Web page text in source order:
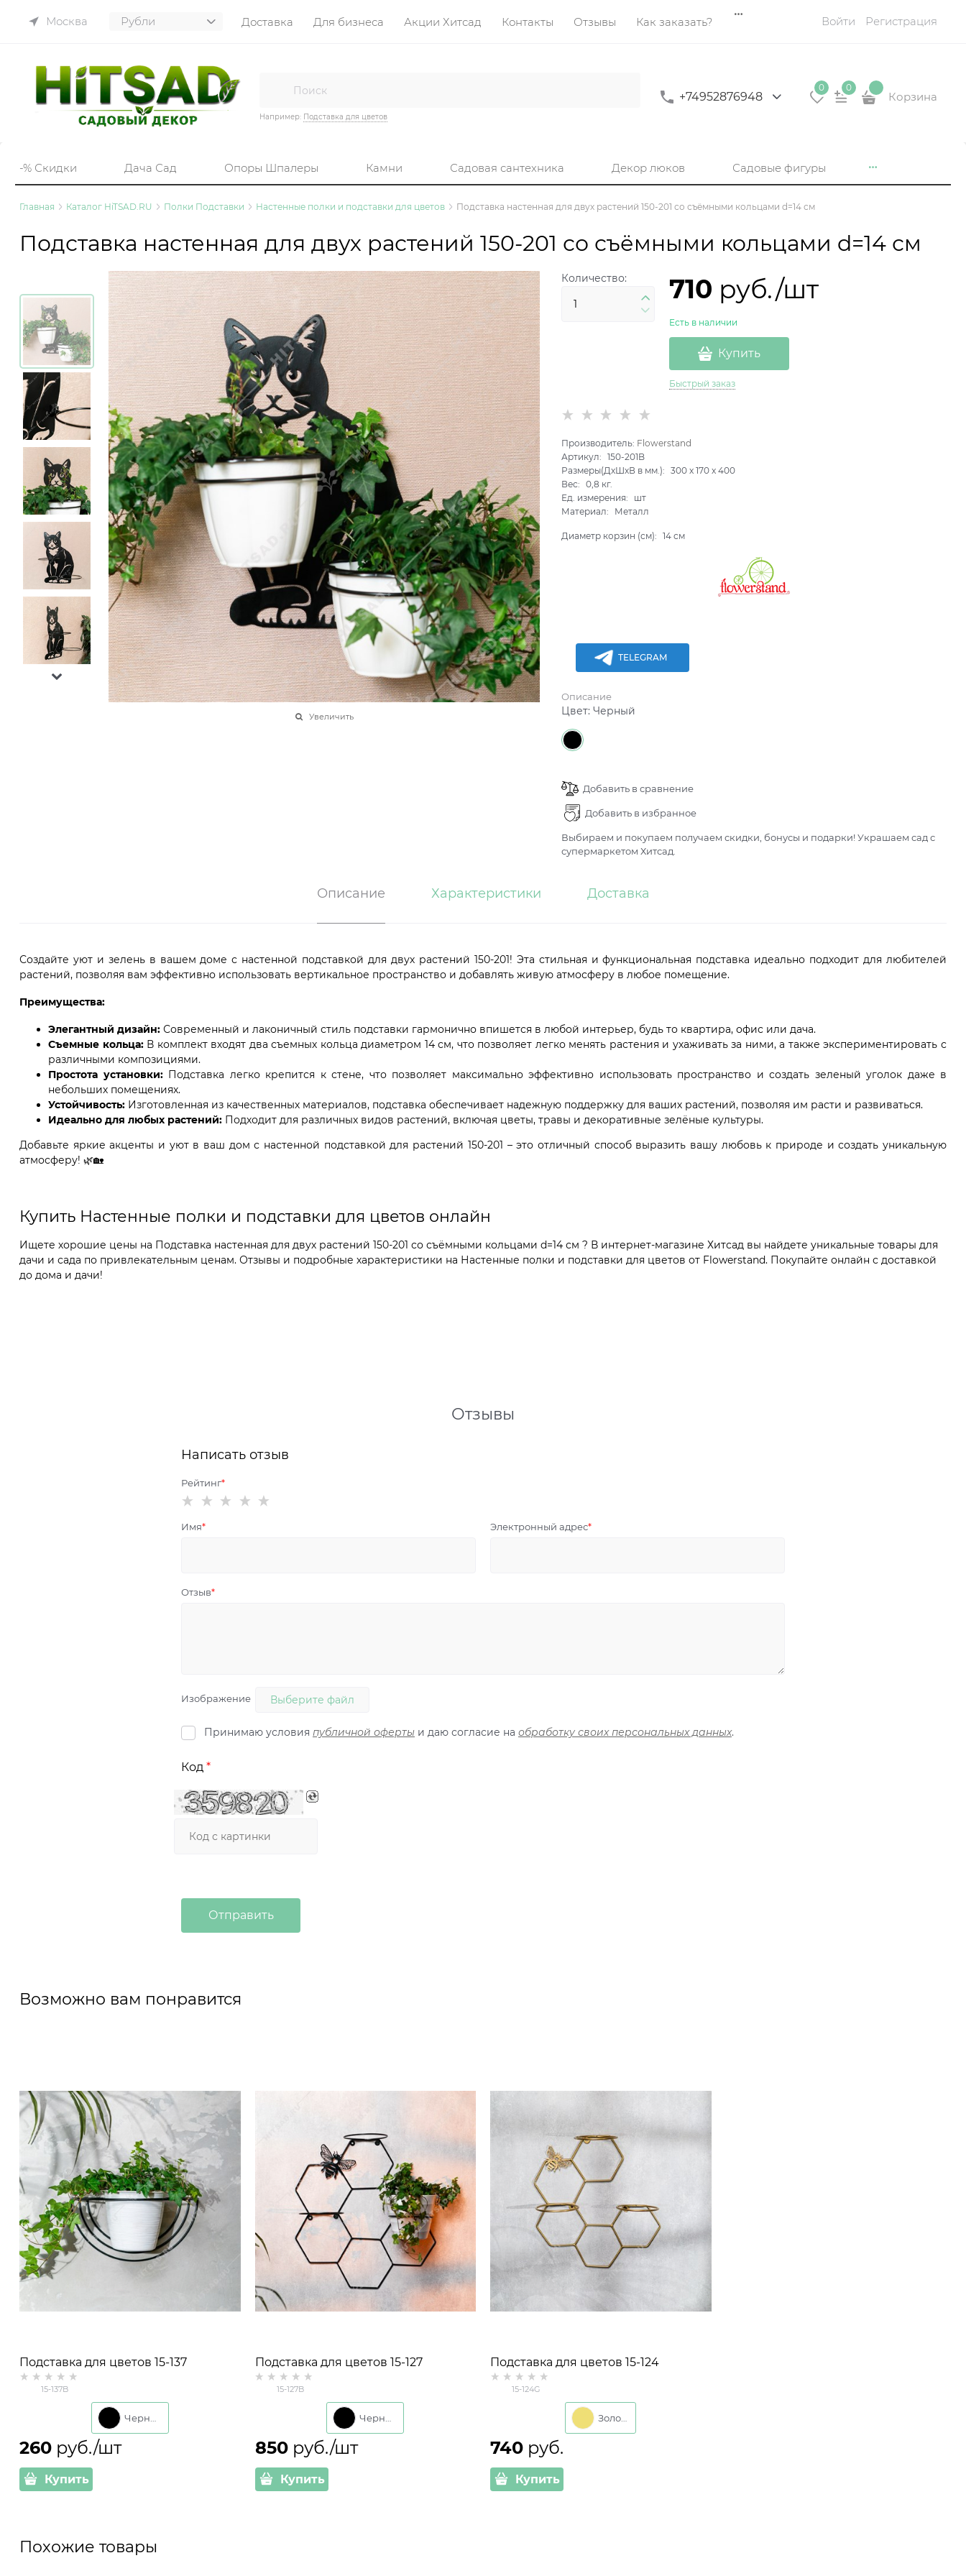
Москва Доставка Для бизнеса Акции Хитсад Контакты Отзывы Как заказать? Войти Регистрация
Например: Подставка для цветов
+74952876948
0 0
Корзина
-% Скидки Дача Сад Опоры Шпалеры Камни Садовая сантехника Декор люков Садовые фигуры
Главная Каталог HiTSAD.RU Полки Подставки Настенные полки и подставки для цветов Подставка настенная для двух растений 150-201 со съёмными кольцами d=14 см
Подставка настенная для двух растений 150-201 со съёмными кольцами d=14 см
Увеличить
Количество: 710 руб./шт
Есть в наличии
Купить
Быстрый заказ
Производитель: Flowerstand
Артикул:
150-201B
Размеры(ДхШхВ в мм.):
300 x170 x400
Вес:
0,8 кг.
Ед. измерения:
шт
Материал:
Металл
Диаметр корзин (см): 14 см
TELEGRAM
Описание
Цвет:Черный
Добавить в сравнение
Добавить в избранное
Выбираем и покупаем получаем скидки, бонусы и подарки! Украшаем сад с
супермаркетом Хитсад.
Описание Характеристики Доставка
Создайте уют и зелень в вашем доме с настенной подставкой для двух растений 150-201! Эта стильная и функциональная подставка идеально подходит для любителей
растений, позволяя вам эффективно использовать вертикальное пространство и добавлять живую атмосферу в любое помещение.
Преимущества:
Элегантный дизайн: Современный и лаконичный стиль подставки гармонично впишется в любой интерьер, будь то квартира, офис или дача.
Съемные кольца:В комплект входят два съемных кольца диаметром 14 см, что позволяет легко менять растения и ухаживать за ними, а также экспериментировать с
различными композициями.
Простота установки:Подставка легко крепится к стене, что позволяет максимально эффективно использовать пространство и создать зеленый уголок даже в
небольших помещениях.
Устойчивость: Изготовленная из качественных материалов, подставка обеспечивает надежную поддержку для ваших растений, позволяя им расти и развиваться.
Идеально для любых растений: Подходит для различных видов растений, включая цветы, травы и декоративные зелёные культуры.
Добавьте яркие акценты и уют в ваш дом с настенной подставкой для растений 150-201 – это отличный способ выразить вашу любовь к природе и создать уникальную
атмосферу! 🌿🏡
Купить Настенные полки и подставки для цветов онлайн
Ищете хорошие цены на Подставка настенная для двух растений 150-201 со съёмными кольцами d=14 см ? В интернет-магазине Хитсад вы найдете уникальные товары для
дачи и сада по привлекательным ценам. Отзывы и подробные характеристики на Настенные полки и подставки для цветов от Flowerstand. Покупайте онлайн с доставкой
до дома и дачи!
Отзывы
Написать отзыв
Рейтинг
Имя Электронный адрес
Отзыв
Изображение Выберите файл
Принимаю условия публичной оферты и даю согласие на обработку своих персональных данных.
Код
Возможно вам понравится
Подставка для цветов 15-137
настенная на одно кашпо d=11см
15-137B
260 руб./шт
Купить
Подставка для цветов 15-127
настенная на три кашпо d=14см
15-127B
850 руб./шт
Купить
Подставка для цветов 15-124
настенная на три кашпо d=14см
15-124G
740 руб.
Купить
Похожие товары